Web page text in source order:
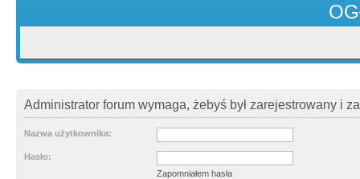
Administrator forum wymaga, żebyś był zarejestrowany i
Nazwa użytkownika:
Hasło:
Zapomniałem hasła